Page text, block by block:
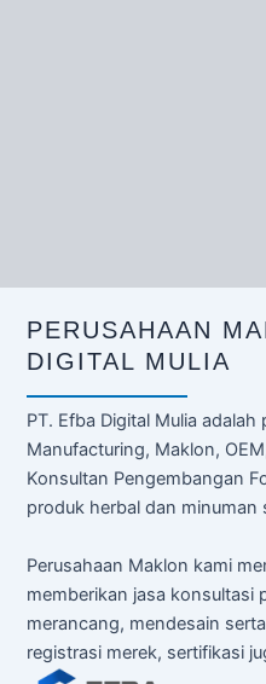
PERUSAHAAN
DIGITAL MULIA
PT. Efba Digital Mulia adalah
Manufacturing, Maklon,
Konsultan Pengembangan
produk herbal dan minuman
Perusahaan Maklon kami
memberikan jasa konsultasi
merancang, mendesain
registrasi merek, sertifikasi